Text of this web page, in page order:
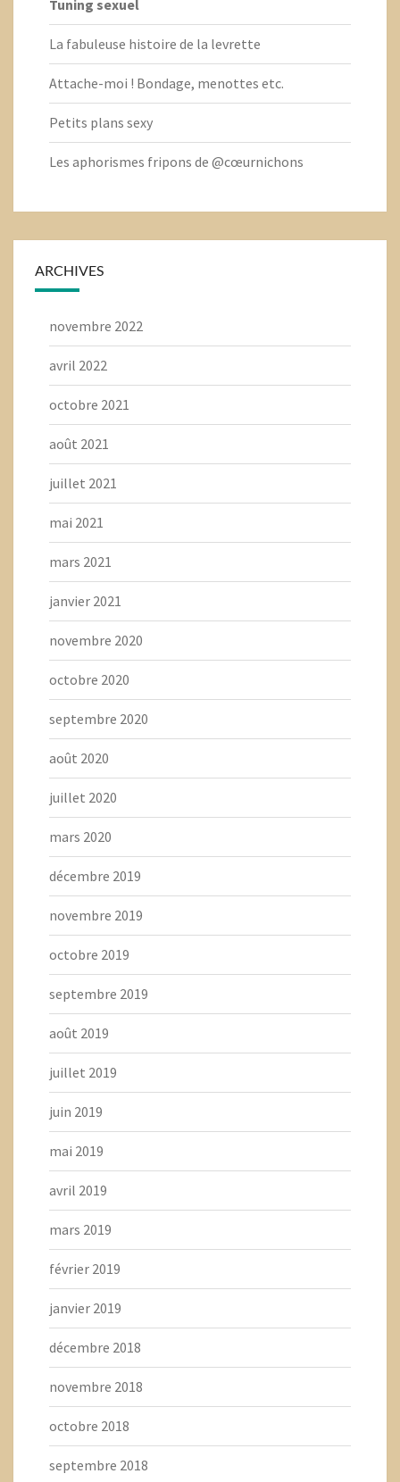
Tuning sexuel
La fabuleuse histoire de la levrette
Attache-moi ! Bondage, menottes etc.
Petits plans sexy
Les aphorismes fripons de @cœurnichons
ARCHIVES
novembre 2022
avril 2022
octobre 2021
août 2021
juillet 2021
mai 2021
mars 2021
janvier 2021
novembre 2020
octobre 2020
septembre 2020
août 2020
juillet 2020
mars 2020
décembre 2019
novembre 2019
octobre 2019
septembre 2019
août 2019
juillet 2019
juin 2019
mai 2019
avril 2019
mars 2019
février 2019
janvier 2019
décembre 2018
novembre 2018
octobre 2018
septembre 2018